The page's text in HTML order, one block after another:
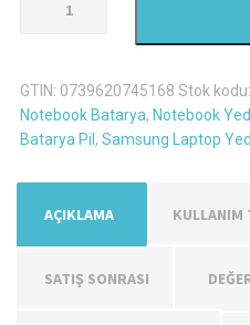
Pil
-
Siyah
GTIN: 0739620745168 Stok kodu:
Notebook Batarya, Notebook
Batarya Pil , Samsung Laptop
AÇIKLAMA KULLANIM
SATIŞ SONRASI